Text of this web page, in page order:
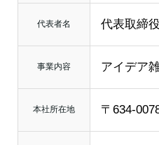
代表者名 代表取締
事業内容 アイデア
本社所在地 〒634-